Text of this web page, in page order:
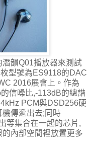
韻Q01播放器來測試
型號為ES9118的DAC
2016展會上。作為
信噪比,-113dB的總諧
PCM與DSD256硬
傳遞出去;同時
等集合在一起的芯片,
內部空間裡放置更多